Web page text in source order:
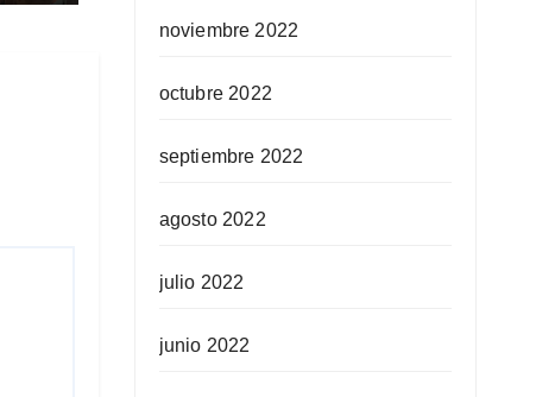
noviembre 2022
octubre 2022
septiembre 2022
agosto 2022
julio 2022
junio 2022